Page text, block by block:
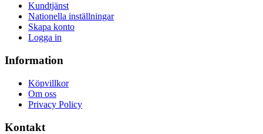
Kundtjänst
Nationella inställningar
Skapa konto
Logga in
Information
Köpvillkor
Om oss
Privacy Policy
Kontakt